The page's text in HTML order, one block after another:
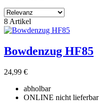
Filter
Filter löschen
€
Eigenschaften
Produkte zeigen
8 Artikel
Bowdenzug HF85
24,99 €
abholbar
ONLINE nicht lieferbar